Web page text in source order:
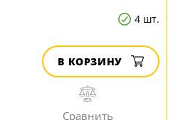
4 шт.
В КОРЗИНУ